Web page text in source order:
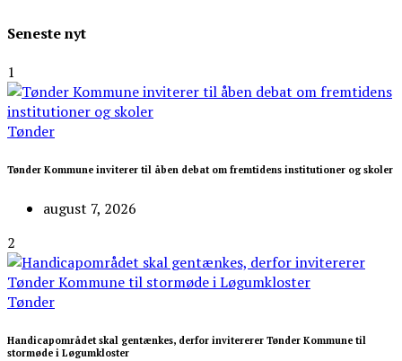
Seneste nyt
1
Tønder
Tønder Kommune inviterer til åben debat om fremtidens institutioner og skoler
august 7, 2026
2
Tønder
Handicapområdet skal gentænkes, derfor invitererer Tønder Kommune til
stormøde i Løgumkloster